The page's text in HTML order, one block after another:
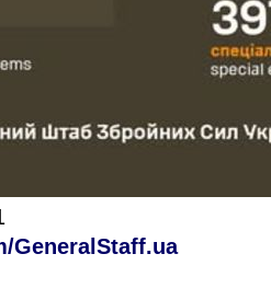
GeneralStaff.ua